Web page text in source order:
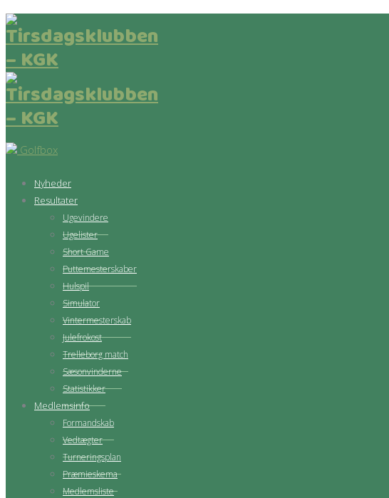
Golfbox
Nyheder
Resultater
Ugevindere
Ugelister
Short Game
Puttemesterskaber
Hulspil
Simulator
Vintermesterskab
Julefrokost
Trelleborg match
Sæsonvinderne
Statistikker
Medlemsinfo
Formandskab
Vedtægter
Turneringsplan
Præmieskema
Medlemsliste